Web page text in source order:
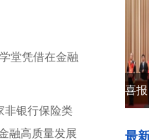
堂凭借在金融
非银行保险类
融高质量发展
最